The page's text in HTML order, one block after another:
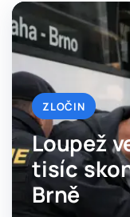
ZLOČIN
Loupež
tisíc
Brně